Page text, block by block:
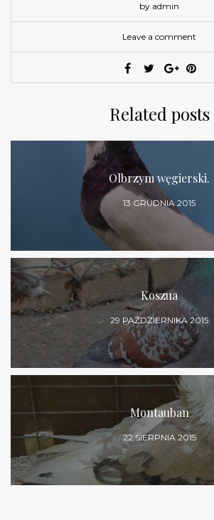
by admin
Leave a comment
Related posts
Olbrzym węgierski.
13 GRUDNIA 2015
Koszua
29 PAŹDZIERNIKA 2015
Montauban
22 SIERPNIA 2015